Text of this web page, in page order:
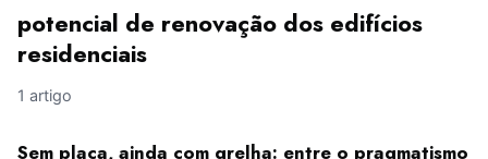
potencial de renovação dos edifícios
residenciais
1 artigo
Sem placa, ainda com grelha: entre o pragmatismo